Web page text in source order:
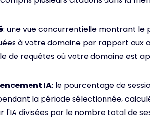
: une vue concurrentielle montrant le
à votre domaine par rapport aux
de requêtes où votre domaine est
IA: le pourcentage de
la période sélectionnée,
l'IA divisées par le nombre total de